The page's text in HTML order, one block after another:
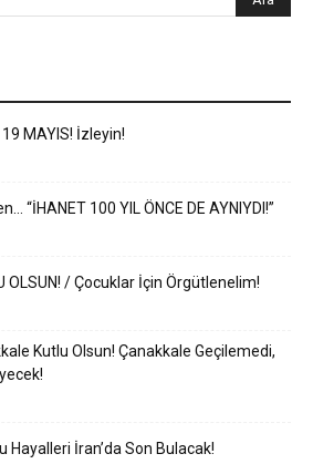
MAYIS! İzleyin!
“İHANET 100 YIL ÖNCE DE AYNIYDI!”
OLSUN! / Çocuklar İçin Örgütlenelim!
Kutlu Olsun! Çanakkale Geçilemedi,
Hayalleri İran’da Son Bulacak!